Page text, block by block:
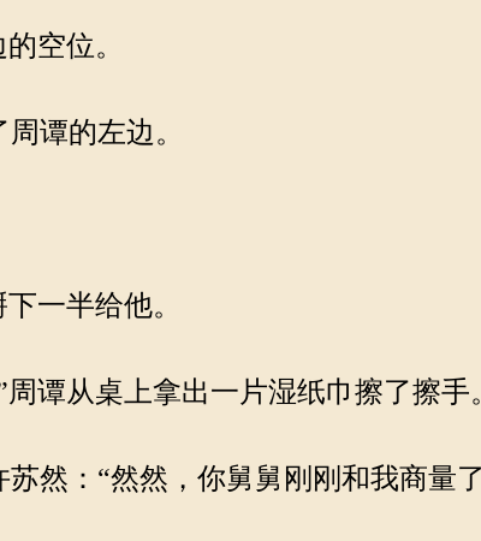
空位。
谭的左边。
一半给他。
谭从桌上拿出一片湿纸巾擦了擦手
然：“然然，你舅舅刚刚和我商量